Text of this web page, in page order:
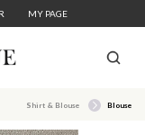
MY PAGE
Shirt & Blouse Blouse